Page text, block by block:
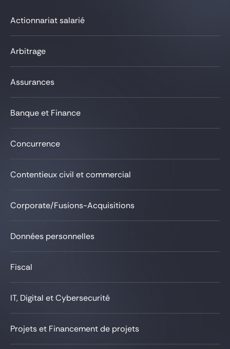
Actionnariat salarié
Arbitrage
Assurances
Banque et Finance
Concurrence
Contentieux civil et commercial
Corporate/Fusions-Acquisitions
Données personnelles
Fiscal
IT, Digital et Cybersecurité
Projets et Financement de projets